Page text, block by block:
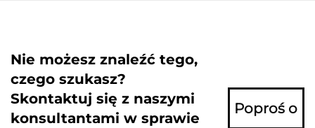
Nie możesz znaleźć tego,
czego szukasz?
Skontaktuj się z naszymi
konsultantami w sprawie
Poproś o